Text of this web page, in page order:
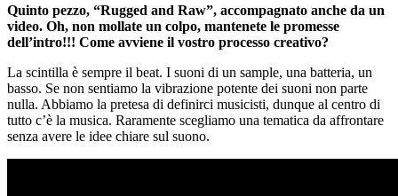
Quinto pezzo, “Rugged and Raw”, accompagnato anche da un
video. Oh, non mollate un colpo, mantenete le promesse
dell’intro!!! Come avviene il vostro processo creativo?
La scintilla è sempre il beat. I suoni di un sample, una batteria, un
basso. Se non sentiamo la vibrazione potente dei suoni non parte
nulla. Abbiamo la pretesa di definirci musicisti, dunque al centro di
tutto c’è la musica. Raramente scegliamo una tematica da affrontare
senza avere le idee chiare sul suono.